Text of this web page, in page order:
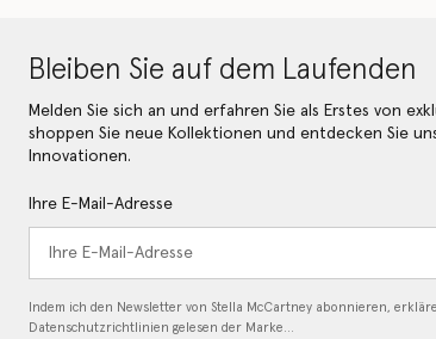
Bleiben Sie auf dem Laufenden
Melden Sie sich an und erfahren Sie als Erstes von
shoppen Sie neue Kollektionen und entdecken Sie
Innovationen.
Ihre E-Mail-Adresse
Indem ich den Newsletter von Stella McCartney abonnieren,
Datenschutzrichtlinien gelesen der Marke…